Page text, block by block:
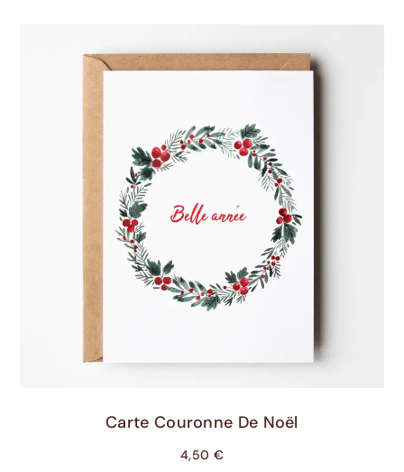
Ajouter Au Panier
Carte Couronne De Noël
4,50 €